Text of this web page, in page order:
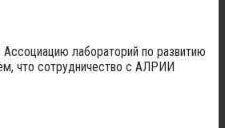
лабораторий по развитию
что сотрудничество с АЛРИИ